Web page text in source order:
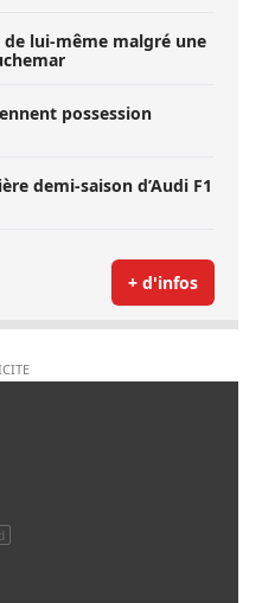
lui-même malgré une
possession
demi-saison d’Audi F1
+ d'infos